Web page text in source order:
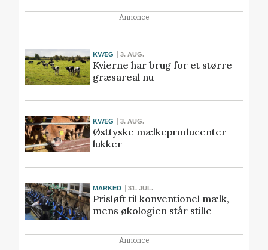
Annonce
KVÆG 3. AUG.
Kvierne har brug for et større
græsareal nu
KVÆG 3. AUG.
Østtyske mælkeproducenter
lukker
MARKED 31. JUL.
Prisløft til konventionel mælk,
mens økologien står stille
Annonce